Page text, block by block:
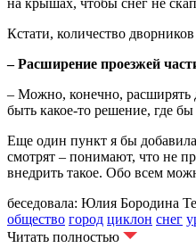
Кстати, количество
– Расширение проезжей
– Можно, конечно, расширять
быть какое-то решение, где
Еще один пункт я бы
смотрят – понимают, что не
внедрить такое. Обо всем
беседовала: Юлия Бородина
общество город циклон снег
Читать полностью